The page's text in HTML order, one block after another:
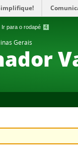
Ir para o rodapé 4
Gerais